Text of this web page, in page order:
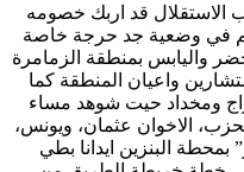
قد اربك خصومه
في وضعية جد حرجة خاصة
واليابس بمنطقة الزمامرة
واعيان المنطقة كما
ومخداد حيت شوهد مساء
الاخوان عثمان، ويونس،
البنزين ايدانا بطي